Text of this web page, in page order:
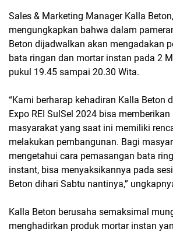
Sales & Marketing Manager Kalla
mengungkapkan bahwa dalam
Beton dijadwalkan akan mengadakan
bata ringan dan mortar instan pada 2
pukul 19.45 sampai 20.30 Wita.
“Kami berharap kehadiran Kalla Beton
Expo REI SulSel 2024 bisa
masyarakat yang saat ini memiliki
melakukan pembangunan. Bagi
mengetahui cara pemasangan bata
instant, bisa menyaksikannya pada
Beton dihari Sabtu nantinya,”
Kalla Beton berusaha semaksimal
menghadirkan produk mortar instan